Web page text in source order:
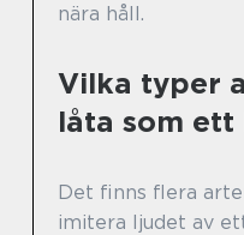
nära håll.
Vilka typer
låta som ett
Det finns flera
imitera ljudet av